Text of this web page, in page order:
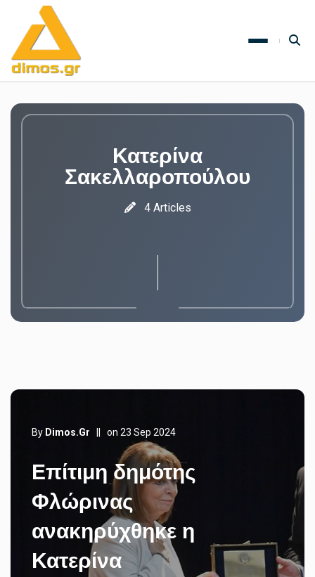
Κατερίνα
Σακελλαροπούλου
4 Articles
By Dimos.gr on 23 Sep 2024
Επίτιμη δημότης
Φλώρινας
ανακηρύχθηκε η
Κατερίνα